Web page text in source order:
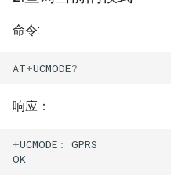
a
r
电话簿相关命令
FTP相关命令
HTTP相关命令
8.开机读卡
10.+++++后续可做CS下的业
务，如语音、短信++++++
命令:
AT+UCMODE?
响应：
+UCMODE :
GPRS
OK